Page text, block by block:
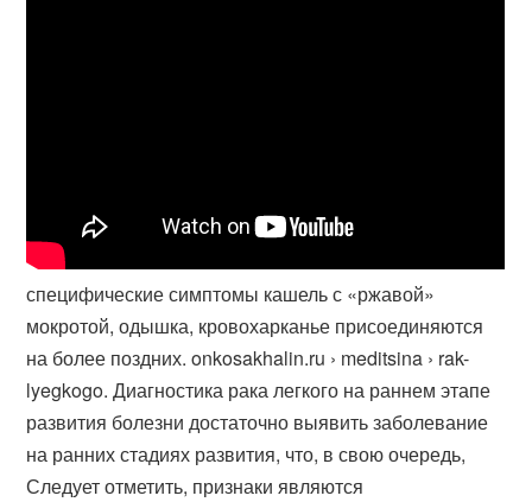
специфические симптомы кашель с «ржавой»
мокротой, одышка, кровохарканье присоединяются
на более поздних. onkosakhalin.ru › meditsina › rak-
lyegkogo. Диагностика рака легкого на раннем этапе
развития болезни достаточно выявить заболевание
на ранних стадиях развития, что, в свою очередь,
Следует отметить, признаки являются